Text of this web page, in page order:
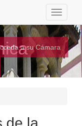
Toggle
a su Cámara